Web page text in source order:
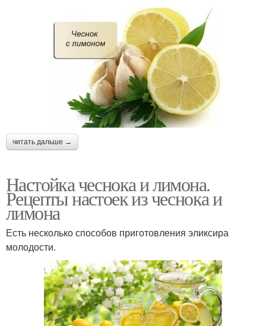
читать дальше →
Настойка чеснока и лимона.
Рецепты настоек из чеснока и
лимона
Есть несколько способов приготовления эликсира
молодости.